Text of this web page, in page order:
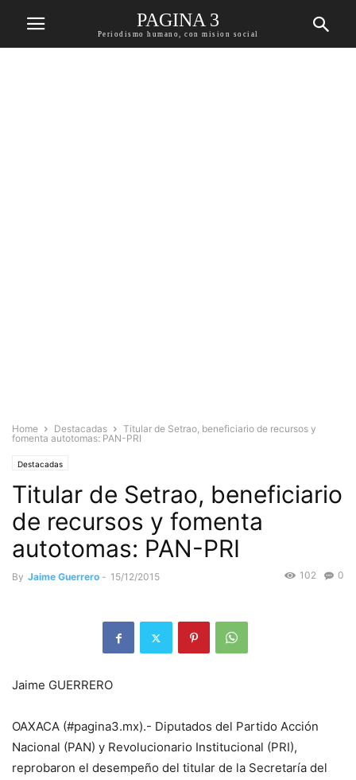
PAGINA 3
Periodismo humano, con mision social
Home Destacadas
Titular de Setrao, beneficiario de recursos y
fomenta autotomas: PAN-PRI
Destacadas
Titular de Setrao, beneficiario
de recursos y fomenta
autotomas: PAN-PRI
By Jaime Guerrero - 15/12/2015 0
102
Jaime GUERRERO
OAXACA (#pagina3.mx).- Diputados del Partido Acción
Nacional (PAN) y Revolucionario Institucional (PRI),
reprobaron el desempeño del titular de la Secretaría del